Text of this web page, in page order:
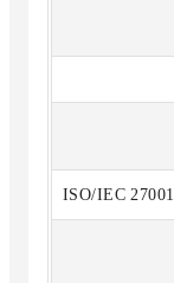
ISO/IEC 27001